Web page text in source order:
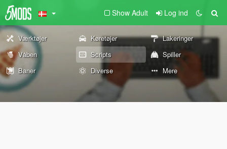
Show Adult Log ind
Værktøjer Køretøjer
Lakeringer
Våben
Scripts
Spiller
Baner
Diverse Mere